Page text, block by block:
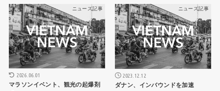
ニュース記事
2026.06.01
マラソンイベント、観光の起爆剤
ニュース記事
2023.12.12
ダナン、インバウンドを加速